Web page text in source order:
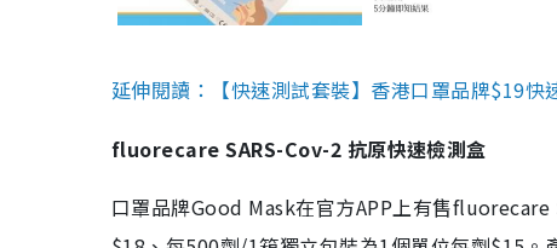
延伸閱讀：【快速測試套裝】香港口罩品牌$19
fluorecare SARS-Cov-2 抗原快速檢測盒
口罩品牌Good Mask在官方APP上有售